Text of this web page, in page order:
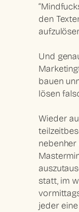
den
Und
bauen
lösen
Wieder
nebenher
statt, im
jeder